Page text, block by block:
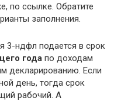
по ссылке. Обратите
заполнения.
3-ндфл подается в срок
года по доходам
декларированию. Если
день, тогда срок
рабочий. А